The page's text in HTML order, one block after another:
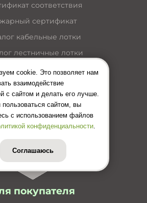
соответствия
сертификат
кабельные лотки
лестничные лотки
кабельные короба
несущие конструкции
по монтажу лотков
(Прайс-лист)
покупателя
cookie. Это позволяет нам
взаимодействие
с сайтом и делать его лучше.
сайтом, вы
с использованием файлов
конфиденциальности.
Соглашаюсь